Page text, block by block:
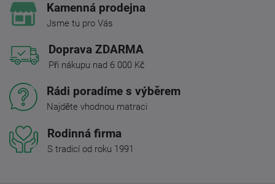
Kamenná prodejna
Jsme tu pro Vás
Doprava ZDARMA
Při nákupu nad 6 000 Kč
Rádi poradíme s výběrem
Najděte vhodnou matraci
Rodinná firma
S tradicí od roku 1991